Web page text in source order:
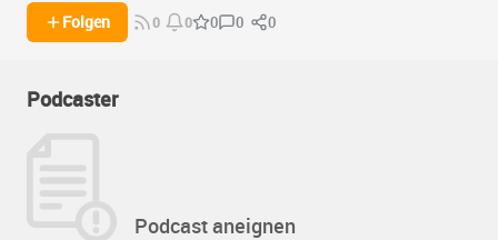
Folgen 0 0 0 0 0
Podcaster
Podcast aneignen